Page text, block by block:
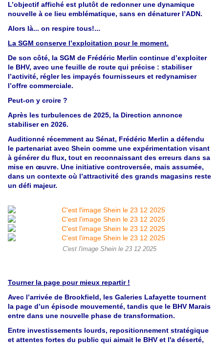
L’objectif affiché est plutôt de redonner une dynamique
nouvelle à ce lieu emblématique, sans en dénaturer l’ADN.
Alors là... on respire tous!...
La SGM conserve l’exploitation pour le moment.
De son côté, la SGM de Frédéric Merlin continue d’exploiter
le BHV, avec une feuille de route qui précise : stabiliser
l’activité, régler les impayés fournisseurs et redynamiser
l’offre commerciale.
Peut-on y croire ?
Après les turbulences de 2025, la Direction annonce
stabiliser en 2026.
Auditionné récemment au Sénat, Frédéric Merlin a défendu
le partenariat avec Shein comme une expérimentation visant
à générer du flux, tout en reconnaissant des erreurs dans sa
mise en œuvre. Une initiative controversée, mais assumée,
dans un contexte où l’attractivité des grands magasins reste
un défi majeur.
C'est l'image Shein le 23 12 2025
Tourner la page pour mieux repartir !
Avec l’arrivée de Brookfield, les Galeries Lafayette tournent
la page d’un épisode mouvementé, tandis que le BHV Marais
entre dans une nouvelle phase de transformation.
Entre investissements lourds, repositionnement stratégique
et attentes fortes du public qui aimait le BHV et l'a déserté,